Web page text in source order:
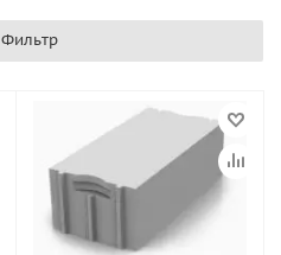
Фильтр